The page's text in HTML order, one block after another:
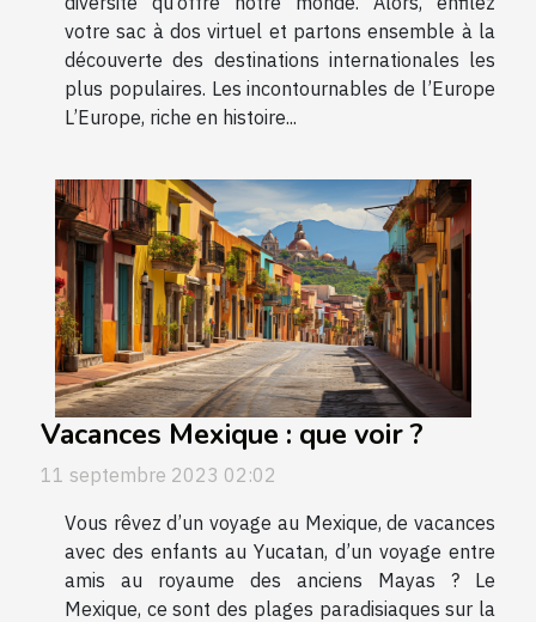
votre sac à dos virtuel et partons ensemble à la
découverte des destinations internationales les
plus populaires. Les incontournables de l’Europe
L’Europe, riche en histoire...
Vacances Mexique : que voir ?
11 septembre 2023 02:02
Vous rêvez d’un voyage au Mexique, de vacances
avec des enfants au Yucatan, d’un voyage entre
amis au royaume des anciens Mayas ? Le
Mexique, ce sont des plages paradisiaques sur la